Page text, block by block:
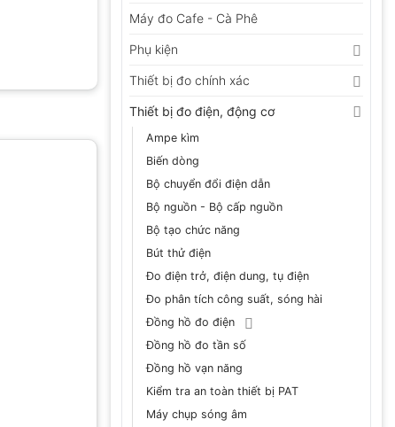
Máy đo Cafe - Cà Phê
Phụ kiện
Thiết bị đo chính xác
Thiết bị đo điện, động cơ
Ampe kìm
Biến dòng
Bộ chuyển đổi điện dẫn
Bộ nguồn - Bộ cấp nguồn
Bộ tạo chức năng
Bút thử điện
Đo điện trở, điện dung, tụ điện
Đo phân tích công suất, sóng hài
Đồng hồ đo điện
Đồng hồ đo tần số
Đồng hồ vạn năng
Kiểm tra an toàn thiết bị PAT
Máy chụp sóng âm